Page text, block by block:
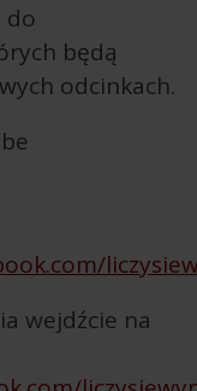
do
będą
odcinkach.
wejdźcie na